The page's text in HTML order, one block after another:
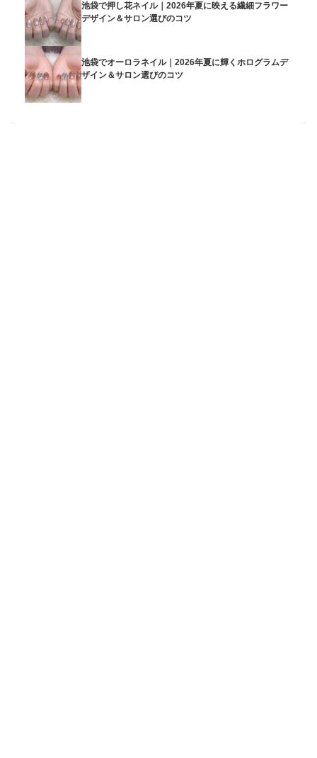
池袋で押し花ネイル｜2026年夏に映える繊細フラワー
デザイン＆サロン選びのコツ
池袋でオーロラネイル｜2026年夏に輝くホログラムデ
ザイン＆サロン選びのコツ